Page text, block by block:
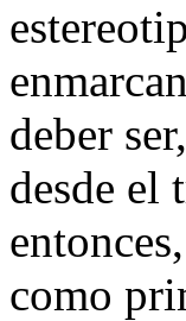
deber
desde el
como